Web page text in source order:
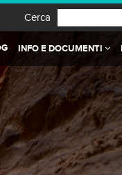
Cerca
INFO E DOCUMENTI